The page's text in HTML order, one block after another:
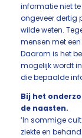
informatie niet
ongeveer dertig
wilde weten.
mensen met
Daarom is het
mogelijk wordt
die bepaalde
Bij het
de naasten.
‘In sommige
ziekte en